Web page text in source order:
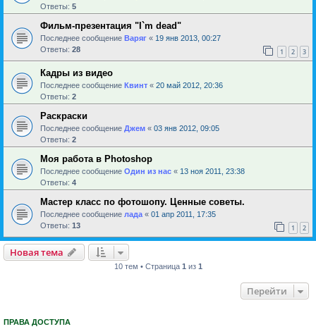
Ответы: 5
Фильм-презентация "I`m dead"
Последнее сообщение Варяг « 19 янв 2013, 00:27
Ответы: 28 1 2 3
Кадры из видео
Последнее сообщение Квинт « 20 май 2012, 20:36
Ответы: 2
Раскраски
Последнее сообщение Джем « 03 янв 2012, 09:05
Ответы: 2
Моя работа в Photoshop
Последнее сообщение Один из нас « 13 ноя 2011, 23:38
Ответы: 4
Мастер класс по фотошопу. Ценные советы.
Последнее сообщение лада « 01 апр 2011, 17:35
Ответы: 13 1 2
Новая тема
10 тем • Страница 1 из 1
Перейти
ПРАВА ДОСТУПА